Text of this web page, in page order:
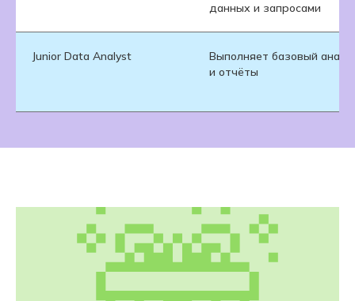
данных и запросами
Junior Data Analyst
Выполняет базовый
и отчёты